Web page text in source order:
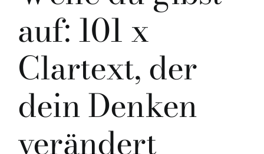
auf: 101 x
Clartext, der
dein Denken
verändert